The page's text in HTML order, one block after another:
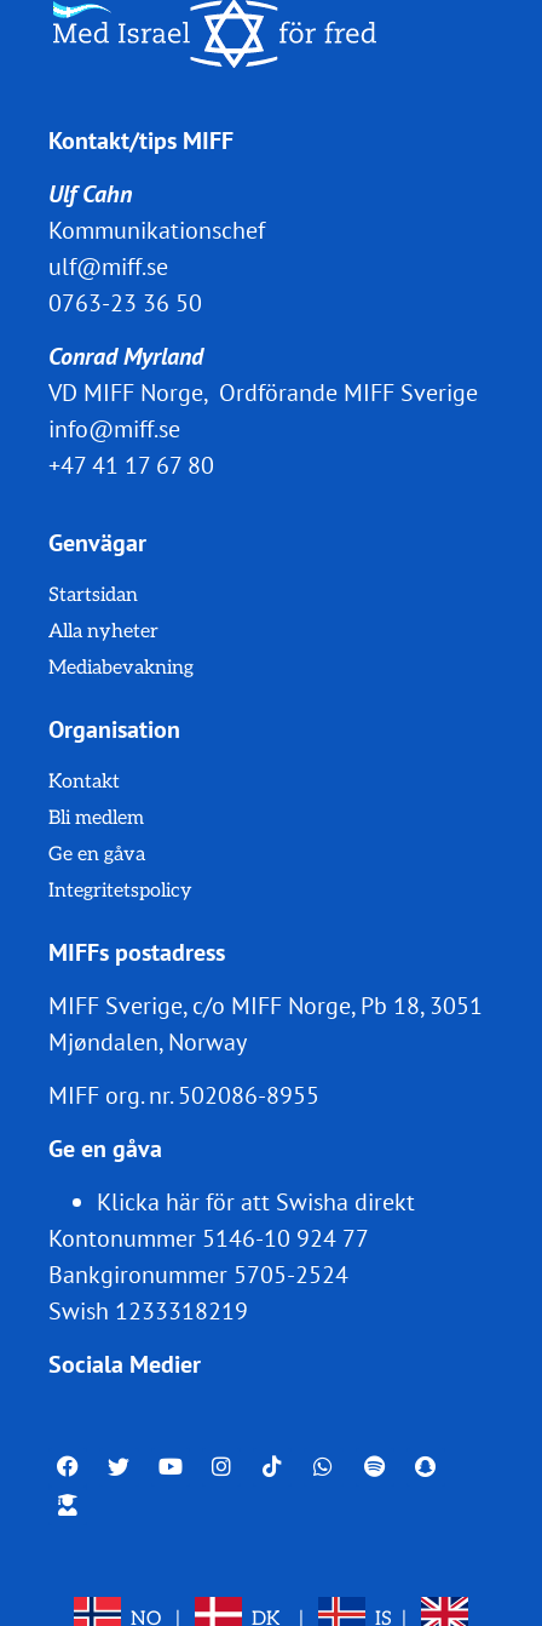
Kontakt/tips MIFF
Ulf Cahn
Kommunikationschef
ulf@miff.se
0763-23 36 50
Conrad Myrland
VD MIFF Norge, Ordförande MIFF Sverige
info@miff.se
+47 41 17 67 80
Genvägar
Startsidan
Alla nyheter
Mediabevakning
Organisation
Kontakt
Bli medlem
Ge en gåva
Integritetspolicy
MIFFs postadress
MIFF Sverige, c/o MIFF Norge, Pb 18, 3051
Mjøndalen, Norway
MIFF org. nr.502086-8955
Ge en gåva
Klicka här för att Swisha direkt
Kontonummer 5146-10 924 77
Bankgironummer 5705-2524
Swish 1233318219
Sociala Medier
NO DK IS